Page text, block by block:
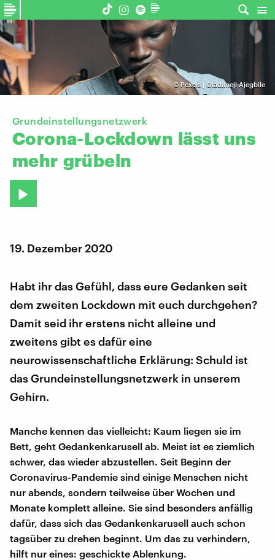
© Pexels | Oladimeji Ajegbile
Grundeinstellungsnetzwerk
Corona-Lockdown lässt uns
mehr grübeln
19. Dezember 2020
Habt ihr das Gefühl, dass eure Gedanken seit
dem zweiten Lockdown mit euch durchgehen?
Damit seid ihr erstens nicht alleine und
zweitens gibt es dafür eine
neurowissenschaftliche Erklärung: Schuld ist
das Grundeinstellungsnetzwerk in unserem
Gehirn.
Manche kennen das vielleicht: Kaum liegen sie im
Bett, geht Gedankenkarusell ab. Meist ist es ziemlich
schwer, das wieder abzustellen. Seit Beginn der
Coronavirus-Pandemie sind einige Menschen nicht
nur abends, sondern teilweise über Wochen und
Monate komplett alleine. Sie sind besonders anfällig
dafür, dass sich das Gedankenkarusell auch schon
tagsüber zu drehen beginnt. Um das zu verhindern,
hilft nur eines: geschickte Ablenkung.